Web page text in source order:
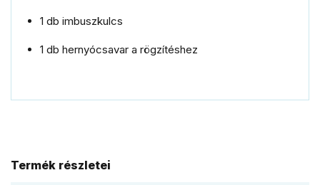
1 db imbuszkulcs
1 db hernyócsavar a rögzítéshez
Termék részletei